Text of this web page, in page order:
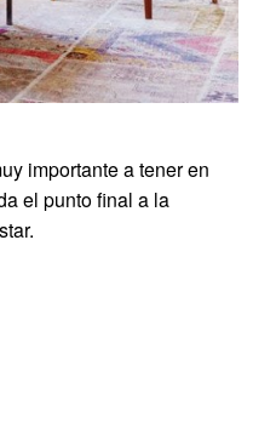
importante a tener en
el punto final a la